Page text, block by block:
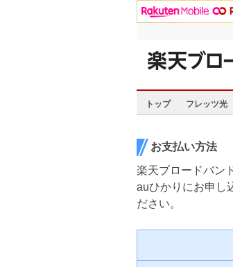
トップ フレッツ光
お支払い方法
楽天ブロードバン
auひかりにお申し
ださい。